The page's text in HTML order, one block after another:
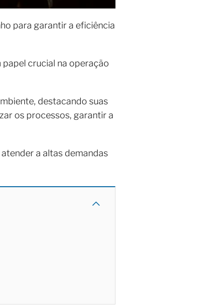
para garantir a eficiência
crucial na operação
destacando suas
os processos, garantir a
a altas demandas